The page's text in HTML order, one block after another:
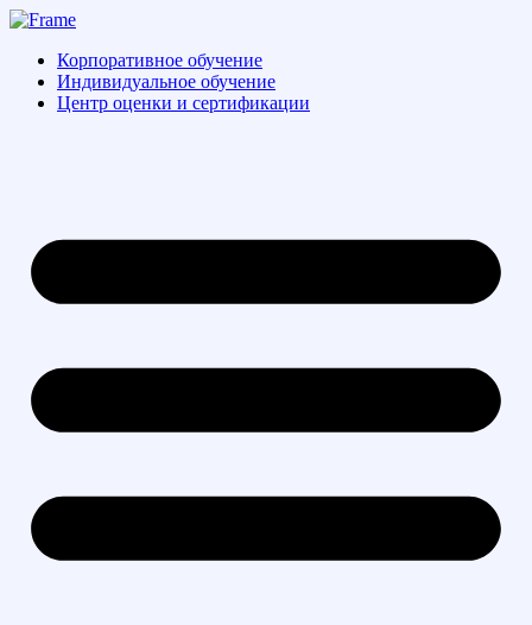
Перейти
содержимому
Корпоративное обучение
Индивидуальное обучение
Центр оценки и сертификации